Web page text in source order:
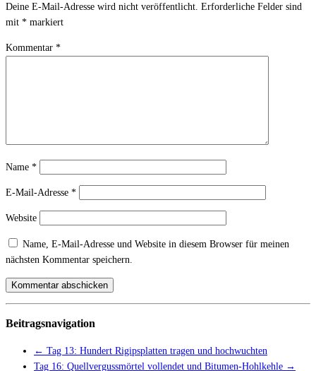
Deine E-Mail-Adresse wird nicht veröffentlicht. Erforderliche Felder sind
mit * markiert
Kommentar *
Name *
E-Mail-Adresse *
Website
Name, E-Mail-Adresse und Website in diesem Browser für meinen
nächsten Kommentar speichern.
Beitragsnavigation
← Tag 13: Hundert Rigipsplatten tragen und hochwuchten
Tag 16: Quellvergussmörtel vollendet und Bitumen-Hohlkehle →